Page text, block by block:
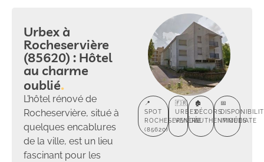
Urbex à
Rocheservière
(85620) : Hôtel
au charme
oublié
L’hôtel rénové de
Rocheservière, situé à
quelques encablures
de la ville, est un lieu
fascinant pour les
📍
SPOT
ROCHESERVIÈRE
(85620)
🇫🇷
URBEX
VENDÉE
🏚️
DÉCORS
AUTHENTIQUES
📅
IMMÉDIATE